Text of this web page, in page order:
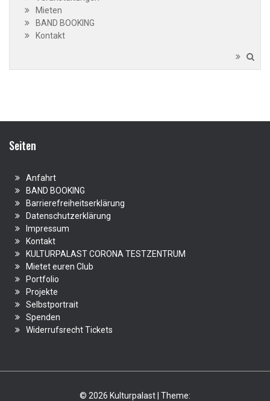
Mieten
BAND BOOKING
Kontakt
Seiten
Anfahrt
BAND BOOKING
Barrierefreiheitserklärung
Datenschutzerklärung
Impressum
Kontakt
KULTURPALAST CORONA TESTZENTRUM
Mietet euren Club
Portfolio
Projekte
Selbstportrait
Spenden
Widerrufsrecht Tickets
© 2026 Kulturpalast | Theme: